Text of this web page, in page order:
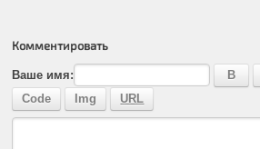
Комментировать
Ваше имя: